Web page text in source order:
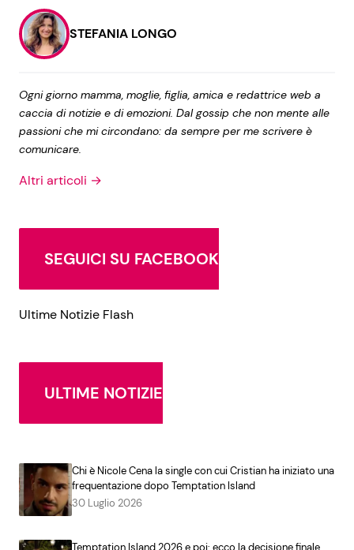
STEFANIA LONGO
Ogni giorno mamma, moglie, figlia, amica e redattrice web a
caccia di notizie e di emozioni. Dal gossip che non mente alle
passioni che mi circondano: da sempre per me scrivere è
comunicare.
Altri articoli →
SEGUICI SU FACEBOOK
Ultime Notizie Flash
ULTIME NOTIZIE
Chi è Nicole Cena la single con cui Cristian ha iniziato una
frequentazione dopo Temptation Island
30 Luglio 2026
Temptation Island 2026 e poi: ecco la decisione finale